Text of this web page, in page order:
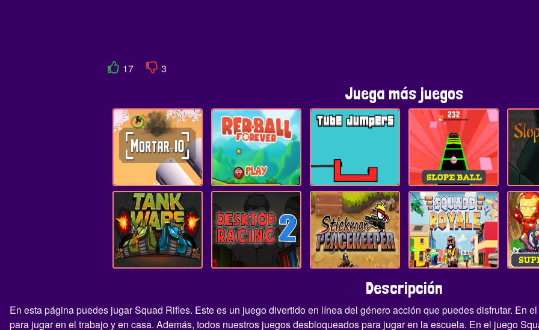
17 3
Juega más juegos
Descripción
En esta página puedes jugar Squad Rifles. Este es un juego divertido en línea del género acción que puedes disfrutar. En
para jugar en el trabajo y en casa. Además, todos nuestros juegos desbloqueados para jugar en la escuela. En el juego